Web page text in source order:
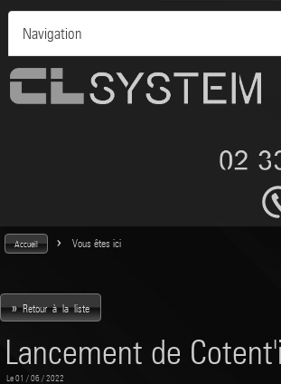
Navigation
Accueil > Vous êtes ici
»Retour à la liste
Lancement de
Le 01 / 06 / 2022